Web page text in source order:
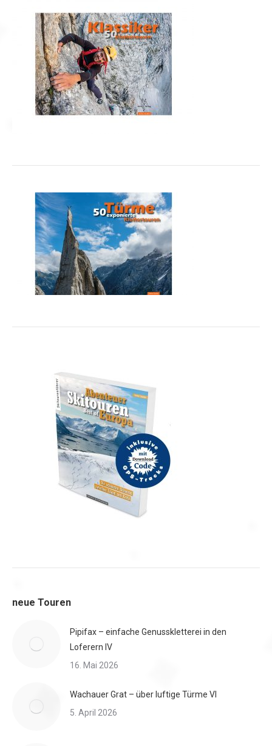
neue Touren
Pipifax – einfache Genusskletterei in den
Loferern IV
16. Mai 2026
Wachauer Grat – über luftige Türme VI
5. April 2026